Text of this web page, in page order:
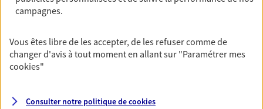
Prévoyance
Pour un avenir serein, assurez-vous avec notre
contrat prévoyance. Préservez vos proches en cas
invalidité ou de décès.
campagnes.
Vous êtes libre de les accepter, de les refuser comme de
changer d'avis à tout moment en allant sur "Paramétrer mes
cookies"
Consulter notre politique decookies